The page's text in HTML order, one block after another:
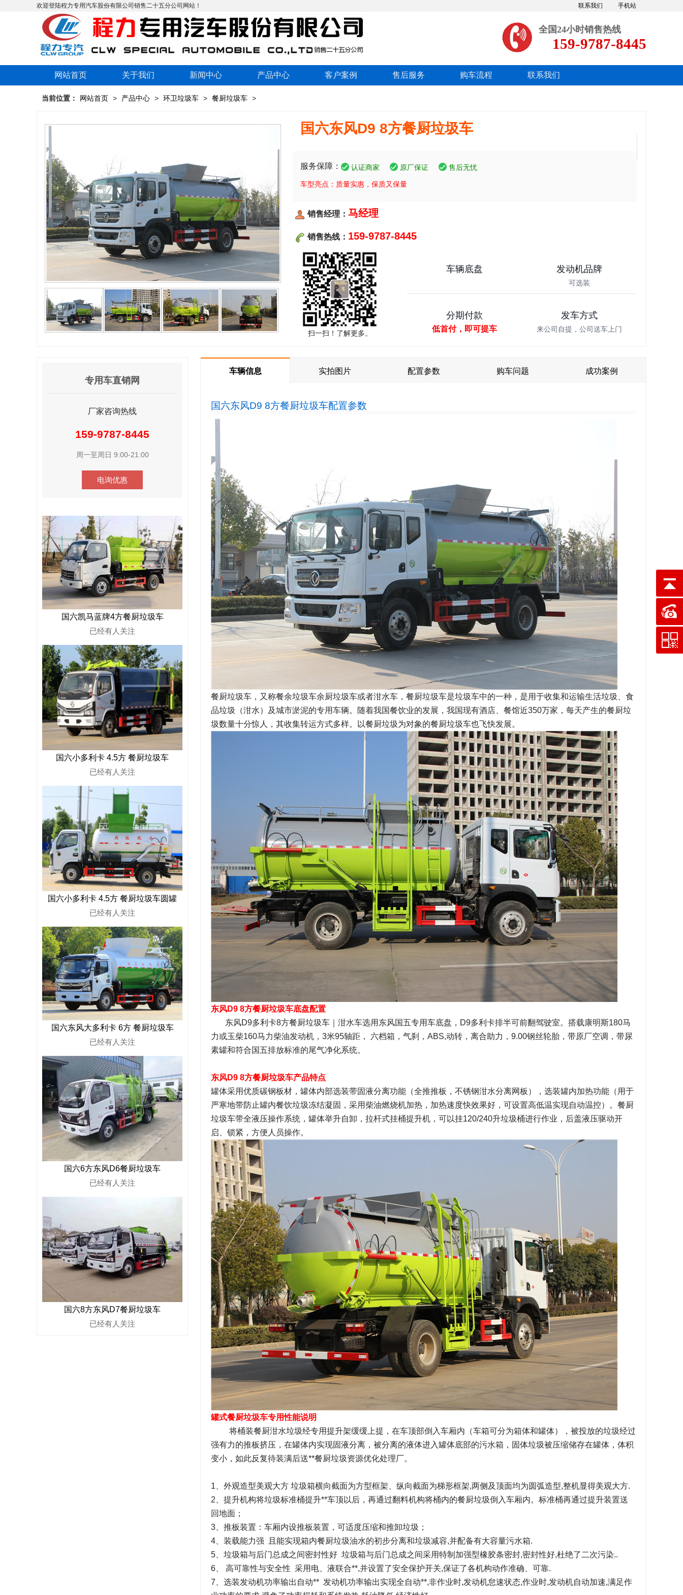
欢迎登陆程力专用汽车股份有限公司销售二十五分公司网站！ 手机站
联系我们
全国24小时销售热线
159-9787-8445
网站首页 关于我们 新闻中心 产品中心 客户案例 售后服务 购车流程 联系我们
当前位置： 网站首页 > 产品中心 > 环卫垃圾车 > 餐厨垃圾车 >
国六东风D9 8方餐厨垃圾车
服务保障： 认证商家 原厂保证 售后无忧
车型亮点：质量实惠，保质又保量
销售经理： 马经理
销售热线： 159-9787-8445
扫一扫！了解更多。
车辆底盘 发动机品牌
可选装
分期付款
低首付，即可提车
发车方式
来公司自提，公司送车上门
车辆信息 实拍图片 配置参数 购车问题 成功案例
国六东风D9 8方餐厨垃圾车配置参数
餐厨垃圾车，又称餐余垃圾车余厨垃圾车或者泔水车，餐厨垃圾车是垃圾车中的一种，是用于收集和运输生活垃圾、食
品垃圾（泔水）及城市淤泥的专用车辆。随着我国餐饮业的发展，我国现有酒店、餐馆近350万家，每天产生的餐厨垃
圾数量十分惊人，其收集转运方式多样。以餐厨垃圾为对象的餐厨垃圾车也飞快发展。
东风D9 8方餐厨垃圾车底盘配置
东风D9多利卡8方餐厨垃圾车｜泔水车选用东风国五专用车底盘，D9多利卡排半可前翻驾驶室。搭载康明斯180马
力或玉柴160马力柴油发动机，3米95轴距， 六档箱，气刹，ABS,动转，离合助力，9.00钢丝轮胎，带原厂空调，带尿
素罐和符合国五排放标准的尾气净化系统。
东风D9 8方餐厨垃圾车产品特点
罐体采用优质碳钢板材，罐体内部选装带固液分离功能（全推推板，不锈钢泔水分离网板），选装罐内加热功能（用于
严寒地带防止罐内餐饮垃圾冻结凝固，采用柴油燃烧机加热，加热速度快效果好，可设置高低温实现自动温控）。餐厨
垃圾车带全液压操作系统，罐体举升自卸，拉杆式挂桶提升机，可以挂120/240升垃圾桶进行作业，后盖液压驱动开
启、锁紧，方便人员操作。
罐式餐厨垃圾车专用性能说明
将桶装餐厨泔水垃圾经专用提升架缓缓上提，在车顶部倒入车厢内（车箱可分为箱体和罐体），被投放的垃圾经过
强有力的推板挤压，在罐体内实现固液分离，被分离的液体进入罐体底部的污水箱，固体垃圾被压缩储存在罐体，体积
变小，如此反复待装满后送**餐厨垃圾资源优化处理厂。
1、外观造型美观大方 垃圾箱横向截面为方型框架、纵向截面为梯形框架,两侧及顶面均为圆弧造型,整机显得美观大方.
2、提升机构将垃圾标准桶提升**车顶以后，再通过翻料机构将桶内的餐厨垃圾倒入车厢内。标准桶再通过提升装置送
回地面；
3、推板装置：车厢内设推板装置，可适度压缩和推卸垃圾；
4、装载能力强 且能实现箱内餐厨垃圾油水的初步分离和垃圾减容,并配备有大容量污水箱.
5、垃圾箱与后门总成之间密封性好 垃圾箱与后门总成之间采用特制加强型橡胶条密封,密封性好,杜绝了二次污染..
6、 高可靠性与安全性 采用电、液联合**,并设置了安全保护开关,保证了各机构动作准确、可靠.
7、选装发动机功率输出自动** 发动机功率输出实现全自动**,非作业时,发动机怠速状态,作业时,发动机自动加速,满足作
专用车直销网
厂家咨询热线
159-9787-8445
周一至周日 9:00-21:00
电询优惠
国六凯马蓝牌4方餐厨垃圾车
已经有人关注
国六小多利卡 4.5方 餐厨垃圾车
已经有人关注
国六小多利卡 4.5方 餐厨垃圾车圆罐
已经有人关注
国六东风大多利卡 6方 餐厨垃圾车
已经有人关注
国六6方东风D6餐厨垃圾车
已经有人关注
国六8方东风D7餐厨垃圾车
已经有人关注